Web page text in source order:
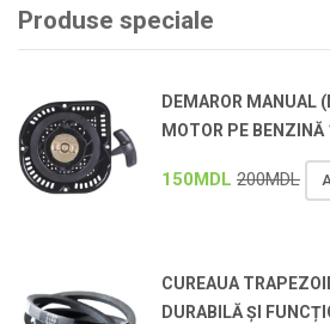
Produse speciale
DEMAROR MANUAL
MOTOR PE BENZINĂ
150 MDL 200MDL
CUREAUA
DURABILĂ ȘI